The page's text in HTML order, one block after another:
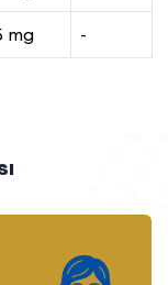
mg -